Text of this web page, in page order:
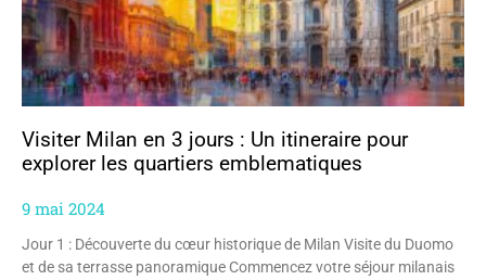
Visiter Milan en 3 jours : Un itineraire pour
explorer les quartiers emblematiques
9 mai 2024
Jour 1 : Découverte du cœur historique de Milan Visite du Duomo
et de sa terrasse panoramique Commencez votre séjour milanais